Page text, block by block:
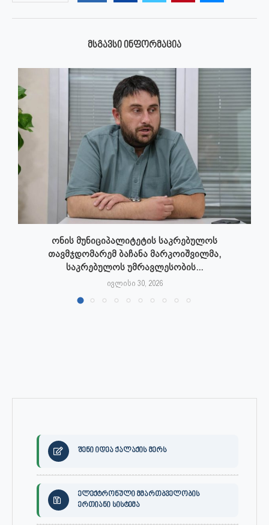
ᲛᲡᲒᲐᲕᲡᲘ ᲘᲜᲤᲝᲠᲛᲐᲪᲘᲐ
ონის მუნიციპალიტეტის საკრებულოს
თავმჯდომარემ ბაჩანა მარკოიშვილმა,
საკრებულოს უმრავლესობის...
ივლისი 30, 2026
შენი იდეა ქალაქის მერს
ელექტრონული მმართბველობის
ერთიანი სისტემა